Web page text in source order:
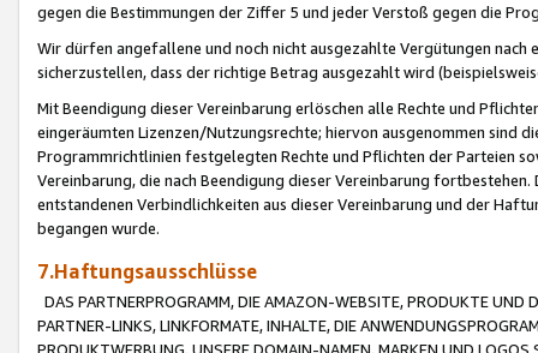
gegen die Bestimmungen der Ziffer 5 und jeder Verstoß gegen die
Wir dürfen angefallene und noch nicht ausgezahlte Vergütungen
sicherzustellen, dass der richtige Betrag ausgezahlt wird
Mit Beendigung dieser Vereinbarung erlöschen alle Rechte und
eingeräumten Lizenzen/Nutzungsrechte; hiervon ausgenommen sind
Programmrichtlinien festgelegten Rechte und Pflichten der Parteien
Vereinbarung, die nach Beendigung dieser Vereinbarung
entstandenen Verbindlichkeiten aus dieser Vereinbarung und der
begangen wurde.
7.Haftungsausschlüsse
DAS PARTNERPROGRAMM, DIE AMAZON-WEBSITE, PRODUKTE UND
PARTNER-LINKS, LINKFORMATE, INHALTE, DIE